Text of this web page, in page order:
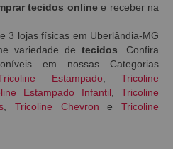
tecidos onlinee receber na
3 lojas físicas em Uberlândia-MG
variedade de tecidos . Confira
em nossas Categorias
Estampado ,Tricoline
Estampado Infantil ,Tricoline
,Tricoline Chevron eTricoline